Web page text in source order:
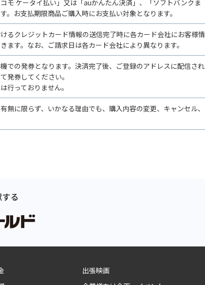
モ ケータイ払い」又は「auかんたん決済」、「ソフトバンクま
。お支払期限商品ご購入時にお支払い対象となります。
るクレジットカード情報の送信完了時に各カード会社にお客様情
ます。なお、ご請求日は各カード会社により異なります。
での発券となります。決済完了後、ご登録のアドレスに配信され
発券してください。
行っておりません。
無に限らず、いかなる理由でも、購入内容の変更、キャンセル、
出張映画